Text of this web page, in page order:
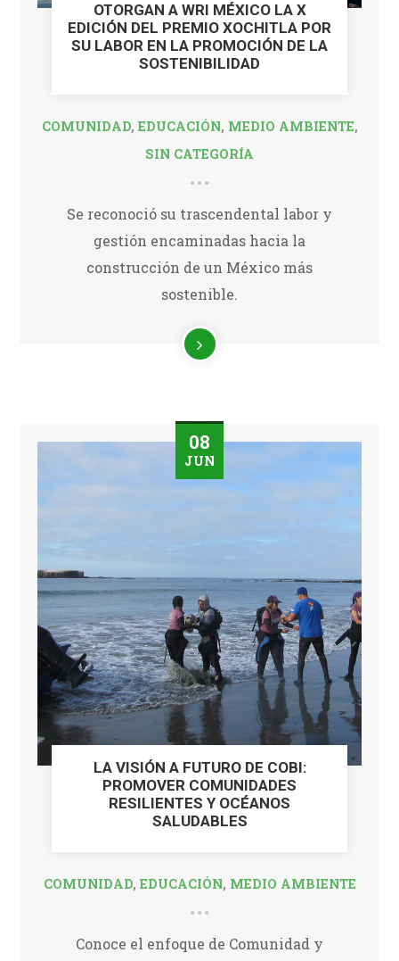
OTORGAN A WRI MÉXICO LA X
EDICIÓN DEL PREMIO XOCHITLA POR
SU LABOR EN LA PROMOCIÓN DE LA
SOSTENIBILIDAD
COMUNIDAD, EDUCACIÓN, MEDIO AMBIENTE,
SIN CATEGORÍA
Se reconoció su trascendental labor y
gestión encaminadas hacia la
construcción de un México más
sostenible.
08
JUN
LA VISIÓN A FUTURO DE COBI:
PROMOVER COMUNIDADES
RESILIENTES Y OCÉANOS
SALUDABLES
COMUNIDAD, EDUCACIÓN, MEDIO AMBIENTE
Conoce el enfoque de Comunidad y